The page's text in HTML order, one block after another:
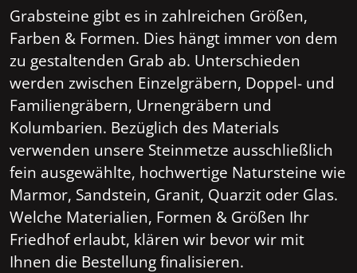
Grabsteine gibt es in zahlreichen Größen,
Farben & Formen. Dies hängt immer von dem
zu gestaltenden Grab ab. Unterschieden
werden zwischen Einzelgräbern, Doppel- und
Familiengräbern, Urnengräbern und
Kolumbarien. Bezüglich des Materials
verwenden unsere Steinmetze ausschließlich
fein ausgewählte, hochwertige Natursteine wie
Marmor, Sandstein, Granit, Quarzit oder Glas.
Welche Materialien, Formen & Größen Ihr
Friedhof erlaubt, klären wir bevor wir mit
Ihnen die Bestellung finalisieren.